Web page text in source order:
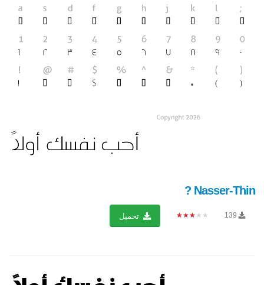
Nasser-Thin ?
139
★★★★★ تحميل